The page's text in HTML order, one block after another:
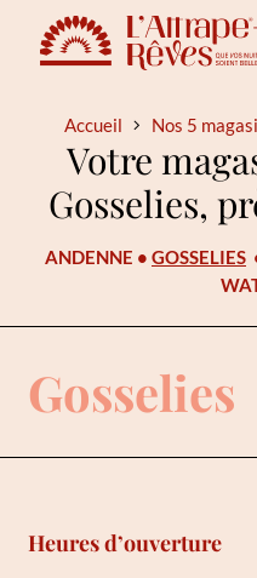
Accueil Nos 5
Votre
Gosselies,
ANDENNE • GOSSELIES
Gosselies
Heures d’ouverture